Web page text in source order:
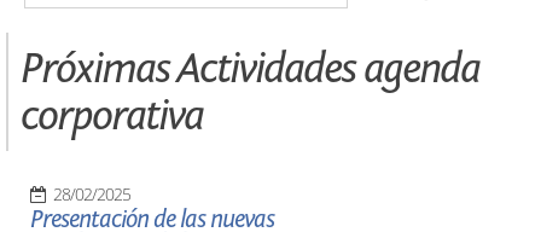
Próximas Actividades agenda
corporativa
28/02/2025
Presentación de las nuevas